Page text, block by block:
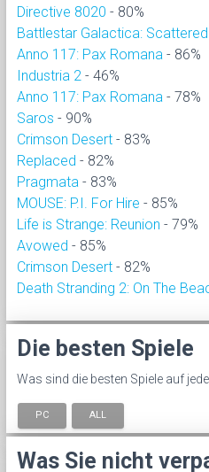
Directive 8020 - 80%
Battlestar Galactica:
Anno 117: Pax Romana - 86%
Industria 2 - 46%
Anno 117: Pax Romana - 78%
Saros - 90%
Crimson Desert - 83%
Replaced - 82%
Pragmata - 83%
MOUSE: P.I. For Hire - 85%
Life is Strange: Reunion - 79%
Avowed - 85%
Crimson Desert - 82%
Death Stranding 2: On The
Die besten Spiele
Was sind die besten Spiele auf
PC ALL
Was Sie nicht